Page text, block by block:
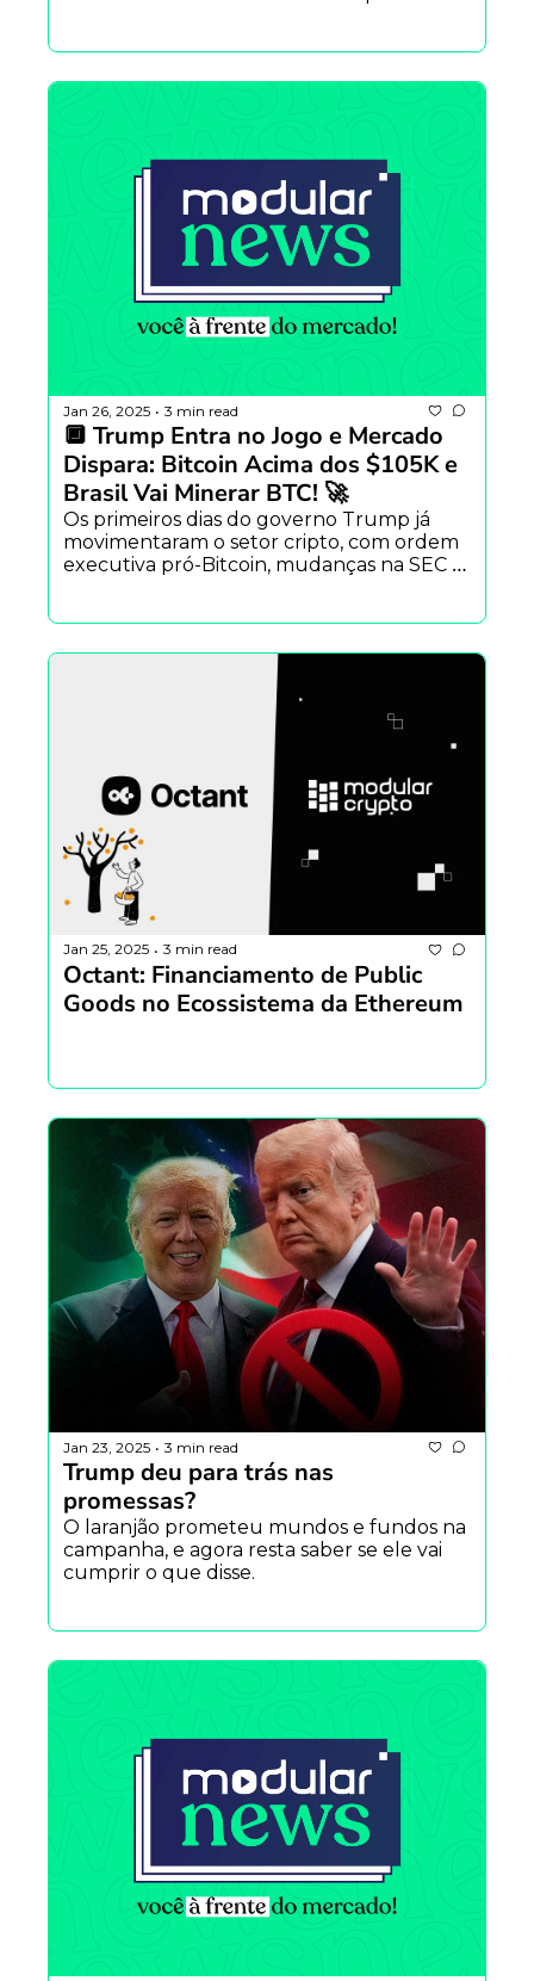
Jan 26, 2025 • 3 min read
🔲 Trump Entra no Jogo e Mercado
Dispara: Bitcoin Acima dos $105K e
Brasil Vai Minerar BTC! 🚀
Os primeiros dias do governo Trump já
movimentaram o setor cripto, com ordem
executiva pró-Bitcoin, mudanças na SEC e
Jan 25, 2025 • 3 min read
Octant: Financiamento de Public
Goods no Ecossistema da Ethereum
Jan 23, 2025 • 3 min read
Trump deu para trás nas
promessas?
O laranjão prometeu mundos e fundos na
campanha, e agora resta saber se ele vai
cumprir o que disse.